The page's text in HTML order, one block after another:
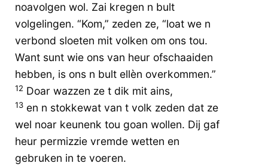
noavolgen wol. Zai kregen n bult
volgelingen. “Kom,” zeden ze, “loat we n
verbond sloeten mit volken om ons tou.
Want sunt wie ons van heur ofschaaiden
hebben, is ons n bult ellèn overkommen.”
12 Doar wazzen ze t dik mit ains,
13 en n stokkewat van t volk zeden dat ze
wel noar keunenk tou goan wollen. Dij gaf
heur permizzie vremde wetten en
gebruken in te voeren.